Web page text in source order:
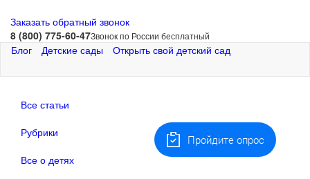
Заказать обратный звонок
8 (800) 775-60-47Звонок по России бесплатный
Блог Детские сады Открыть свой детский сад
Все статьи
Рубрики
Все о детях
Пройдите опрос